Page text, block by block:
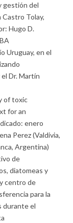
gestión del
Tolay,
Hugo D.
Uruguay, en el
Dr. Martín
of toxic
for an
enero
Perez (Valdivia,
Argentina)
de
diatomeas y
centro de
para la
durante el